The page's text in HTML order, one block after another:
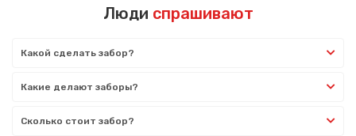
Люди спрашивают
Какой сделать забор?
Какие делают заборы?
Сколько стоит забор?